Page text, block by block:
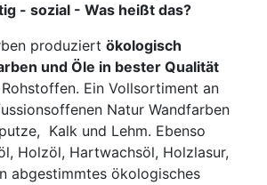
- sozial - Was heißt das?
produziert ökologisch
und Öle in bester Qualität
Ein Vollsortiment an
Natur Wandfarben
Kalk und Lehm. Ebenso
Holzöl, Hartwachsöl, Holzlasur,
abgestimmtes ökologisches